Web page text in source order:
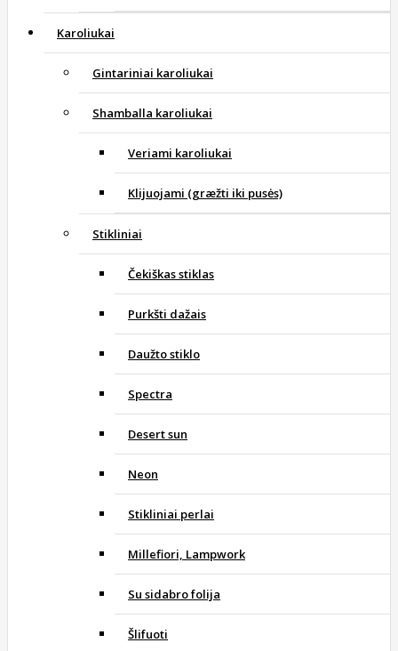
Karoliukai
Gintariniai karoliukai
Shamballa karoliukai
Veriami karoliukai
Klijuojami (græžti iki pusės)
Stikliniai
Čekiškas stiklas
Purkšti dažais
Daužto stiklo
Spectra
Desert sun
Neon
Stikliniai perlai
Millefiori, Lampwork
Su sidabro folija
Šlifuoti